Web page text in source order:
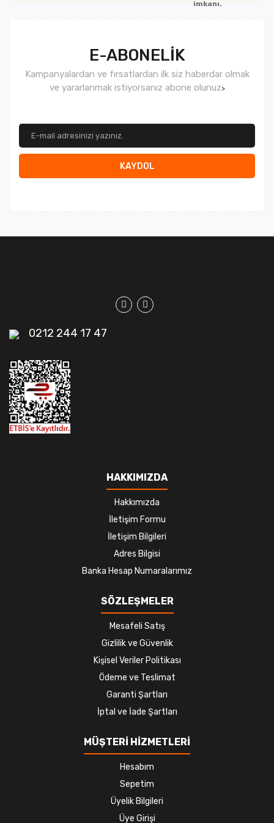
imkanı.
E-ABONELİK
Kampanyalardan ve fırsatlardan ilk siz haberdar olmak
ve yararlanmak istiyorsanız abone olunuz>
KAYDOL
0212 244 17 47
HAKKIMIZDA
Hakkımızda
İletişim Formu
İletişim Bilgileri
Adres Bilgisi
Banka Hesap Numaralarımız
SÖZLEŞMELER
Mesafeli Satış
Gizlilik ve Güvenlik
Kişisel Veriler Politikası
Ödeme ve Teslimat
Garanti Şartları
İptal ve İade Şartları
MÜŞTERİ HİZMETLERİ
Hesabım
Sepetim
Üyelik Bilgileri
Üye Girişi